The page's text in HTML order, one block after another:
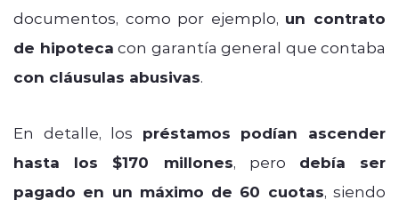
documentos, como por ejemplo, un contrato
de hipoteca con garantía general que contaba
con cláusulas abusivas.
En detalle, los préstamos podían ascender
hasta los $170 millones, pero debía ser
pagado en un máximo de 60 cuotas, siendo